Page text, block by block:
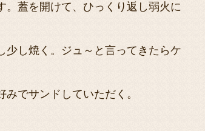
。蓋を開けて、ひっくり返し弱火に
少し焼く。ジュ～と言ってきたらケ
でサンドしていただく。